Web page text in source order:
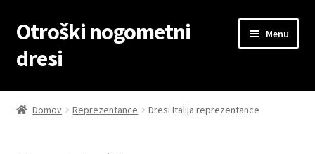
Skip
to
navigation
Skip
to
content
Otroški nogometni
dresi
Menu
Domov
Domov Reprezentance Dresi Italija reprezentance